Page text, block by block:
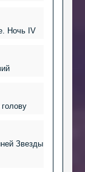
Ночь IV
Звезды